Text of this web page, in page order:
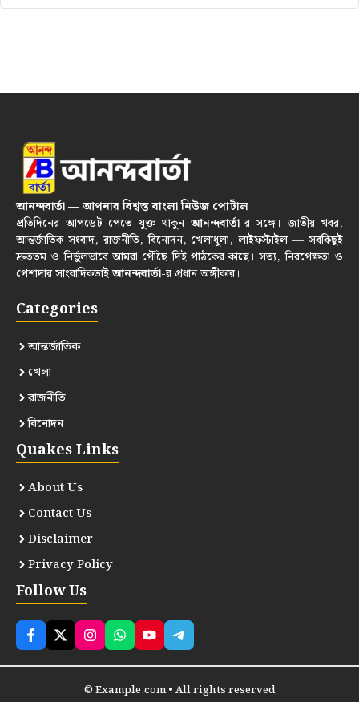
আনন্দবার্তা — আপনার বিশ্বস্ত বাংলা নিউজ পোর্টাল
প্রতিদিনের আপডেট পেতে যুক্ত থাকুনআনন্দবার্তা-র সঙ্গে। জাতীয় খবর,
আন্তর্জাতিক সংবাদ, রাজনীতি, বিনোদন, খেলাধুলা, লাইফস্টাইল — সবকিছুই
দ্রুততম ও নির্ভুলভাবে আমরা পৌঁছে দিই পাঠকের কাছে। সত্য, নিরপেক্ষতা ও
পেশাদার সাংবাদিকতাইআনন্দবার্তা-র প্রধান অঙ্গীকার।
Categories
আন্তর্জাতিক
খেলা
রাজনীতি
বিনোদন
Quakes Links
About Us
Contact Us
Disclaimer
Privacy Policy
Follow Us
© Example.com • All rights reserved